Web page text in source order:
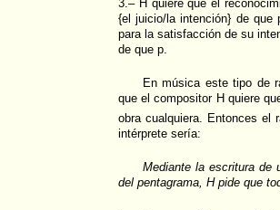
3.– H quiere que el
{el juicio/la intención} de que
para la satisfacción de su
de que p.
En música este tipo de
que el compositor H quiere
obra cualquiera. Entonces el
intérprete sería:
Mediante la escritura de
del pentagrama, H pide que